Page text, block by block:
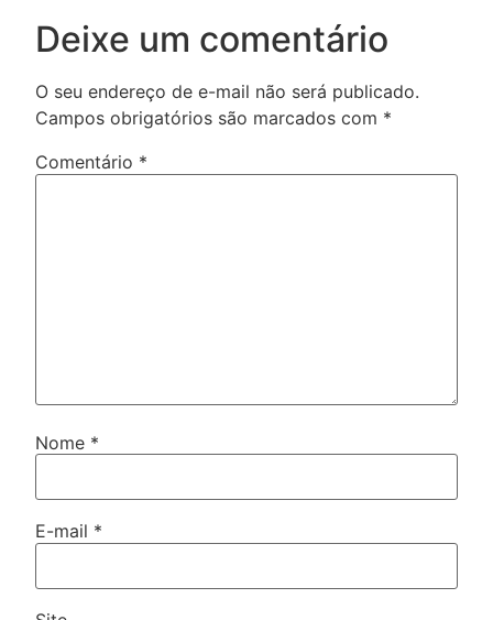
Deixe um comentário
O seu endereço de e-mail não será publicado.
Campos obrigatórios são marcados com *
Comentário *
Nome *
E-mail *